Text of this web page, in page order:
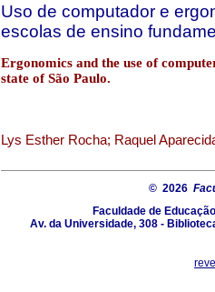
Uso de computador e
escolas de ensino
Ergonomics and the use of
state of São Paulo.
Lys Esther Rocha; Raquel
© 2026
Faculdade de
Av. da Universidade, 308 -